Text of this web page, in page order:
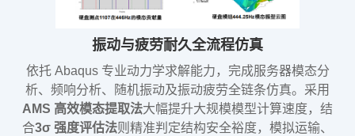
振动与疲劳耐久全流程仿真
依托 Abaqus 专业动力学求解能力，完成服务器模态分
析、频响分析、随机振动及振动疲劳全链条仿真。采用
AMS 高效模态提取法大幅提升大规模模型计算速度，结
合3σ 强度评估法则精准判定结构安全裕度，模拟运输、